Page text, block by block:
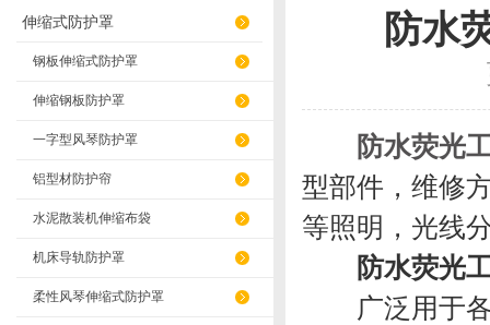
伸缩式防护罩
钢板伸缩式防护罩
伸缩钢板防护罩
一字型风琴防护罩
铝型材防护帘
水泥散装机伸缩布袋
机床导轨防护罩
柔性风琴伸缩式防护罩
防水
防水荧光
型部件，维修
等照明，光线
防水荧光
广泛用于各